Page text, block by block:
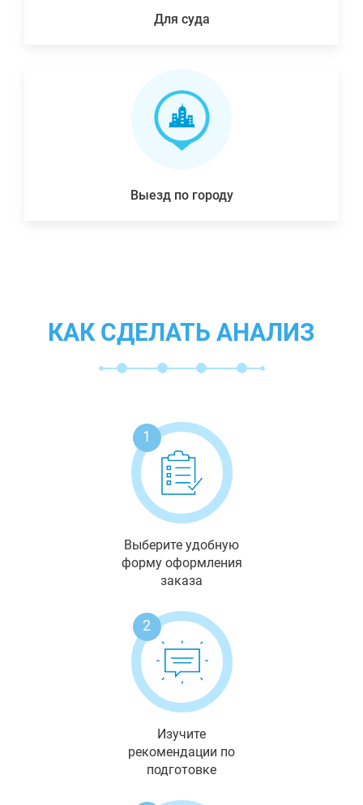
Для суда
Выезд по городу
КАК СДЕЛАТЬ АНАЛИЗ
1
Выберите удобную
форму оформления
заказа
2
Изучите
рекомендации по
подготовке